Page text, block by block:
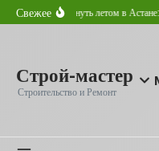
Перейти к содержанию
Свежее
Где отдохнуть летом в Астане:
Строй-мастер
Строительство и Ремонт